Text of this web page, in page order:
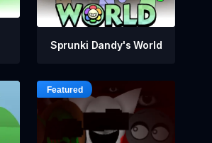
Sprunki Dandy's World